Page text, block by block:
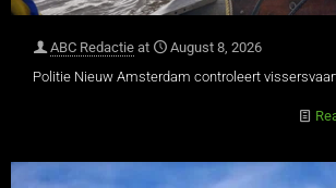
ABC Redactie at
August 8, 2026
Politie Nieuw Amsterdam controleert